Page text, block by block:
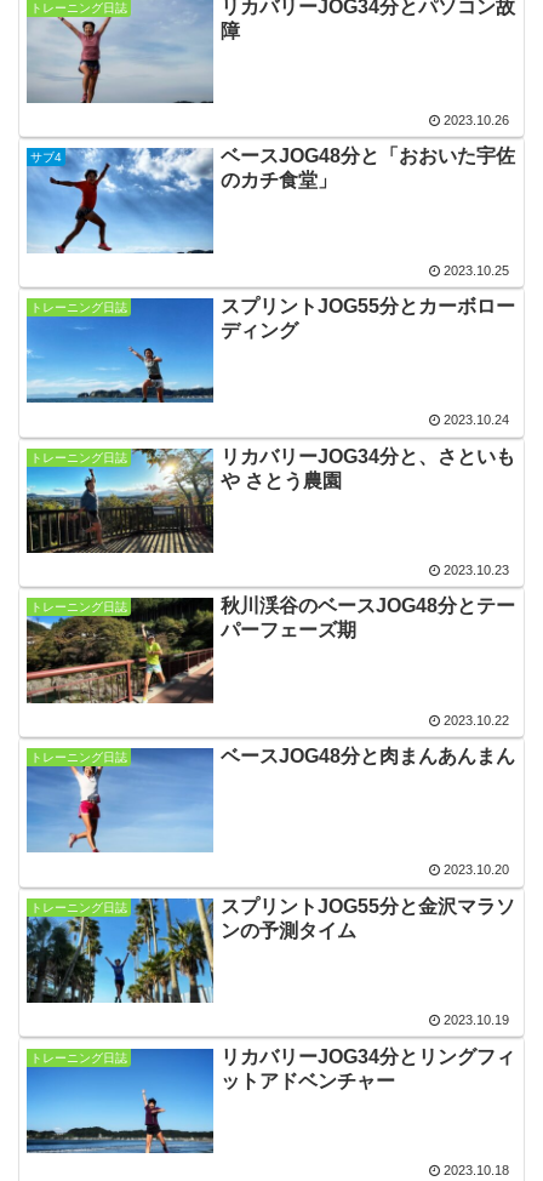
トレーニング日誌
リカバリーJOG34分とパソコン故
障
2023.10.26
サブ4
ベースJOG48分と「おおいた宇佐
のカチ食堂」
2023.10.25
トレーニング日誌
スプリントJOG55分とカーボロー
ディング
2023.10.24
トレーニング日誌
リカバリーJOG34分と、さといも
や さとう農園
2023.10.23
トレーニング日誌
秋川渓谷のベースJOG48分とテー
パーフェーズ期
2023.10.22
トレーニング日誌 ベースJOG48分と肉まんあんまん
2023.10.20
トレーニング日誌
スプリントJOG55分と金沢マラソ
ンの予測タイム
2023.10.19
トレーニング日誌
リカバリーJOG34分とリングフィ
ットアドベンチャー
2023.10.18